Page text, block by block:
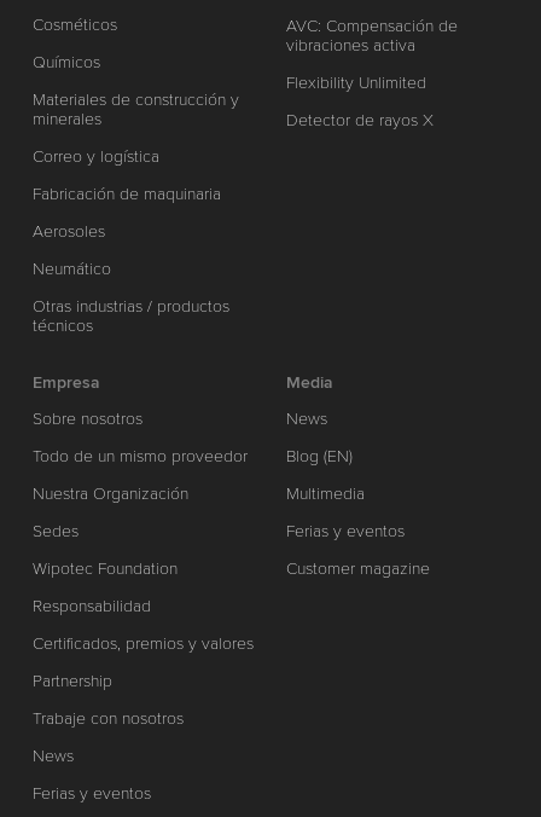
Cosméticos
Químicos
Materiales de construcción y
minerales
Correo y logística
Fabricación de maquinaria
Aerosoles
Neumático
Otras industrias / productos
técnicos
AVC: Compensación de
vibraciones activa
Flexibility Unlimited
Detector de rayos X
Empresa
Sobre nosotros
Todo de un mismo proveedor
Nuestra Organización
Sedes
Wipotec Foundation
Responsabilidad
Certificados, premios y valores
Partnership
Trabaje con nosotros
News
Ferias y eventos
Media
News
Blog (EN)
Multimedia
Ferias y eventos
Customer magazine